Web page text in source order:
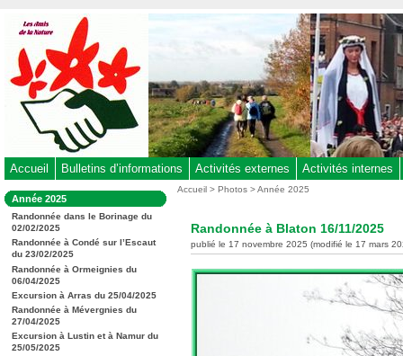
au
contenu
-
Aller
au
menu
-
à
la
recherche
Accueil Bulletins d’informations Activités externes Activités internes
Dans
la
rubrique
:
Année 2025
Randonnée dans le Borinage du
02/02/2025
Randonnée à Condé sur l’Escaut
du 23/02/2025
Randonnée à Ormeignies du
06/04/2025
Excursion à Arras du 25/04/2025
Randonnée à Mévergnies du
27/04/2025
Excursion à Lustin et à Namur du
25/05/2025
Vous
Accueil >Photos >Année 2025
Randonnée à Blaton 16/11/2025
publié le 17 novembre 2025 (modifié le 17 mars